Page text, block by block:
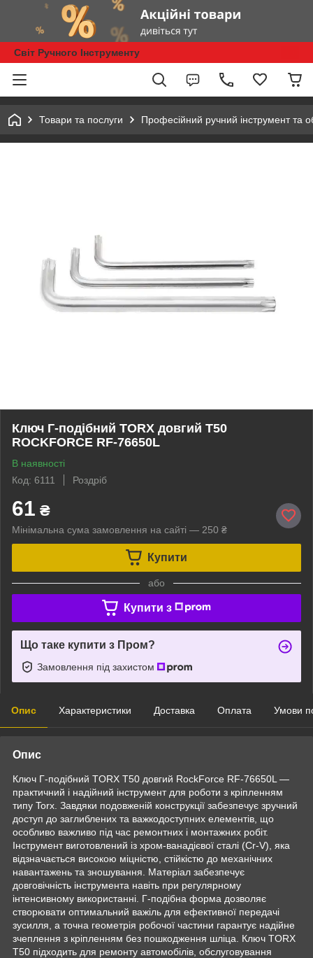
Світ Ручного Інструменту
Товари та послуги Професійний ручний інструмент та
Ключ Г-подібний TORX довгий T50
ROCKFORCE RF-76650L
В наявності
Код: 6111
Роздріб
61 ₴
Мінімальна сума замовлення на сайті — 250 ₴
Купити
або
Купити з
Що таке купити з Пром?
Замовлення під захистом
Опис Характеристики Доставка Оплата Умови
Опис
Ключ Г-подібний TORX T50 довгий RockForce RF-76650L —
практичний і надійний інструмент для роботи з кріпленням
типу Torx. Завдяки подовженій конструкції забезпечує зручний
доступ до заглиблених та важкодоступних елементів, що
особливо важливо під час ремонтних і монтажних робіт.
Інструмент виготовлений із хром-ванадієвої сталі (Cr-V), яка
відзначається високою міцністю, стійкістю до механічних
навантажень та зношування. Матеріал забезпечує
довговічність інструмента навіть при регулярному
інтенсивному використанні. Г-подібна форма дозволяє
створювати оптимальний важіль для ефективної передачі
зусилля, а точна геометрія робочої частини гарантує надійне
зчеплення з кріпленням без пошкодження шліца. Ключ TORX
T50 підходить для ремонту автомобілів, обслуговування